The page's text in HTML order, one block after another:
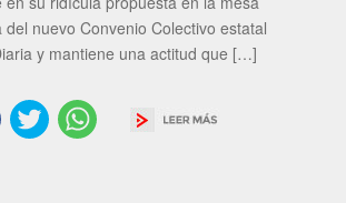
del nuevo Convenio Colectivo estatal
y mantiene una actitud que […]